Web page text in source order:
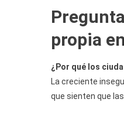
propia
¿Por qué los
La creciente
que sienten que